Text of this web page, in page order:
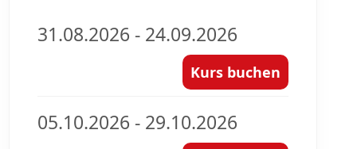
31.08.2026 - 24.09.2026
Kurs buchen
05.10.2026 - 29.10.2026